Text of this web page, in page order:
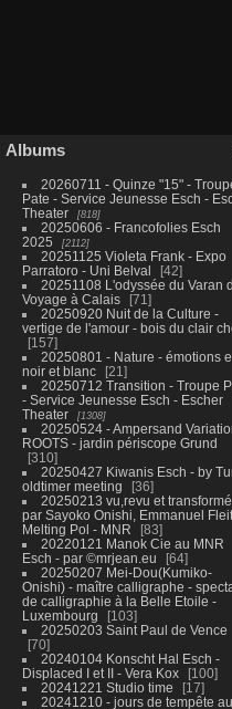
Albums
20260711 - Quinze "15" -
Pate - Service Jeunesse Esch -
Theater
818
20250606 - Francofolies Esch
2025
2112
20251125 Violeta Frank - Expo
Parratoro - Uni Belval
42
20251108 L'odyssée du Varan
Voyage à Calais
71
20250920 Nuit de la Culture -
vertige de l'amour - bois du clair
157
20250801 - Nature - émotions
noir et blanc
21
20250712 Transition - Troupe
- Service Jeunesse Esch - Escher
Theater
1308
20250524 - Ampersand
ROOTS - jardin périscope Grund
310
20250427 Kiwanis Esch - by
oldtimer meeting
36
20250213 vu,revu et
par Sayoko Onishi, Emmanuel
Melting Pol - MNR
83
20220121 Manok Cie au MNR
Esch - par ©mrjean.eu
64
20250207 Mei-Dou(Kumiko-
Onishi) - maître calligraphe -
de calligraphie à la Belle Etoile -
Luxembourg
103
20250203 Saint Paul de Vence
70
20240104 Konscht Hal Esch -
Displaced I et II - Vera Kox
100
20241221 Studio time
17
20241210 - jours de tempête au